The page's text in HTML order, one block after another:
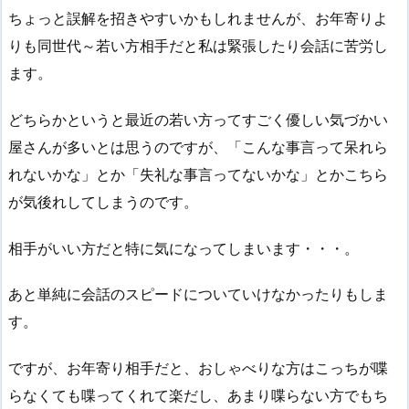
ちょっと誤解を招きやすいかもしれませんが、お年寄りよ
りも同世代～若い方相手だと私は緊張したり会話に苦労し
ます。
どちらかというと最近の若い方ってすごく優しい気づかい
屋さんが多いとは思うのですが、「こんな事言って呆れら
れないかな」とか「失礼な事言ってないかな」とかこちら
が気後れしてしまうのです。
相手がいい方だと特に気になってしまいます・・・。
あと単純に会話のスピードについていけなかったりもしま
す。
ですが、お年寄り相手だと、おしゃべりな方はこっちが喋
らなくても喋ってくれて楽だし、あまり喋らない方でもち